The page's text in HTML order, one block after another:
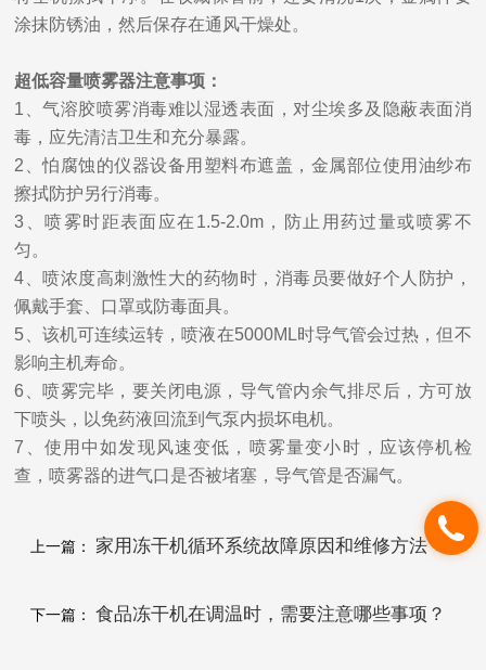
涂抹防锈油，然后保存在通风干燥处。
超低容量喷雾器注意事项：
1、气溶胶喷雾消毒难以湿透表面，对尘埃多及隐蔽表面消
毒，应先清洁卫生和充分暴露。
2、怕腐蚀的仪器设备用塑料布遮盖，金属部位使用油纱布
擦拭防护另行消毒。
3、喷雾时距表面应在1.5-2.0m，防止用药过量或喷雾不
匀。
4、喷浓度高刺激性大的药物时，消毒员要做好个人防护，
佩戴手套、口罩或防毒面具。
5、该机可连续运转，喷液在5000ML时导气管会过热，但不
影响主机寿命。
6、喷雾完毕，要关闭电源，导气管内余气排尽后，方可放
下喷头，以免药液回流到气泵内损坏电机。
7、使用中如发现风速变低，喷雾量变小时，应该停机检
查，喷雾器的进气口是否被堵塞，导气管是否漏气。
上一篇： 家用冻干机循环系统故障原因和维修方法
下一篇： 食品冻干机在调温时，需要注意哪些事项？